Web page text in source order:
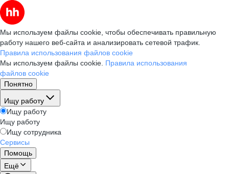
Мы используем файлы cookie, чтобы обеспечивать правильную
работу нашего веб-сайта и анализировать сетевой трафик.
Правила использования файлов cookie
Мы используем файлы cookie. Правила использования
файлов cookie
Понятно
Ищу работу
Ищу работу
Ищу работу
Ищу сотрудника
Сервисы
Помощь
Ещё